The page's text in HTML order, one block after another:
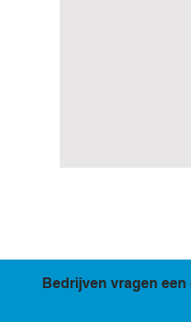
Bedrijven vragen